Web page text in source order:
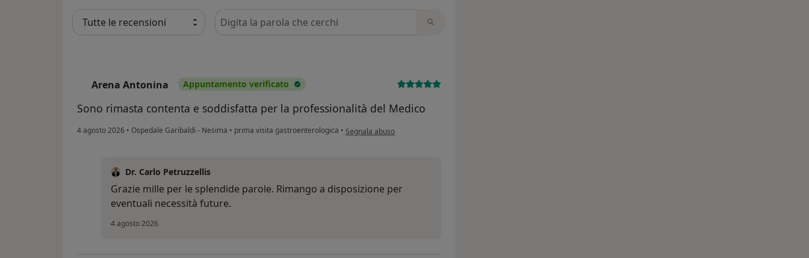
Cerca nelle recensioni
Arena Antonina Appuntamento verificato
Sono rimasta contenta e soddisfatta per la professionalità del Medico
4 agosto 2026 • Ospedale Garibaldi - Nesima • prima visita gastroenterologica • secondo l'opinione dell'utente Arena Antonina
Segnala abuso
Dr. Carlo Petruzzellis
Grazie mille per le splendide parole. Rimango a disposizione per
eventuali necessità future.
4 agosto 2026